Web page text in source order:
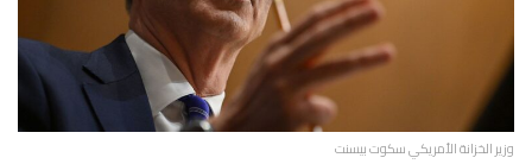
وزير الخزانة الأمريكي سكوت بيسنت